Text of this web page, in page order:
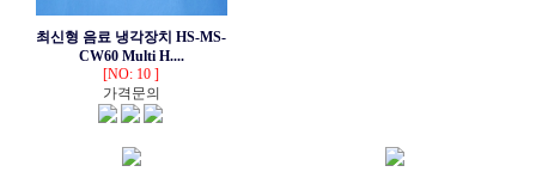
최신형 음료 냉각장치 HS-MS-
CW60 Multi H....
[NO: 10 ]
가격문의